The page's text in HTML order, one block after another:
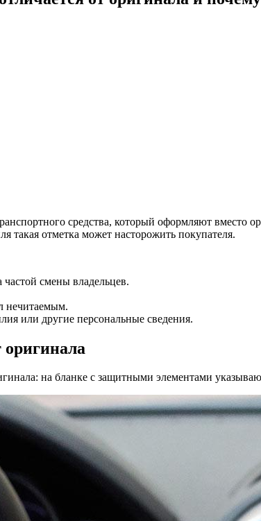
средства, который оформляют
такая отметка может насторожить покупателя.
частой смены владельцев.
нечитаемым.
или другие персональные сведения.
на бланке с защитными элементами